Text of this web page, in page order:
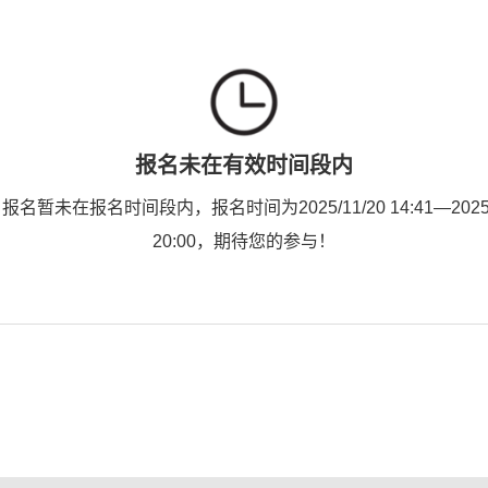
报名未在有效时间段内
名暂未在报名时间段内，报名时间为2025/11/20
20:00，期待您的参与！